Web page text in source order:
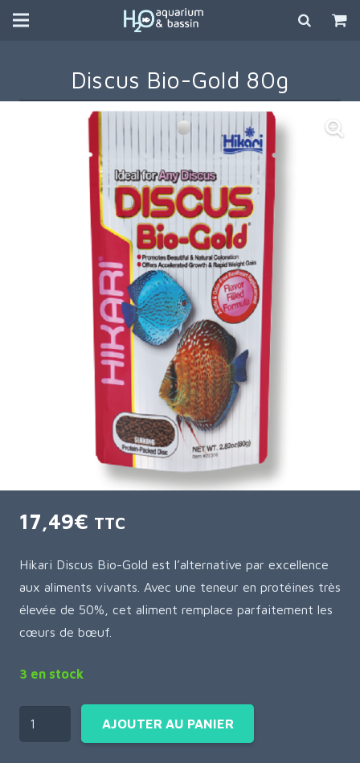
Discus Bio-Gold 80g
17,49€ TTC
Hikari Discus Bio-Gold est l’alternative par excellence
aux aliments vivants. Avec une teneur en protéines très
élevée de 50%, cet aliment remplace parfaitement les
cœurs de bœuf.
3 en stock
AJOUTER AU PANIER